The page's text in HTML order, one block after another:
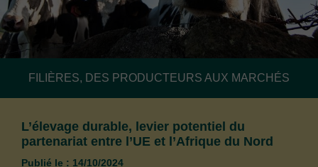
FILIÈRES, DES PRODUCTEURS AUX MARCHÉS
L’élevage durable, levier potentiel du
partenariat entre l’UE et l’Afrique du Nord
Publié le : 14/10/2024